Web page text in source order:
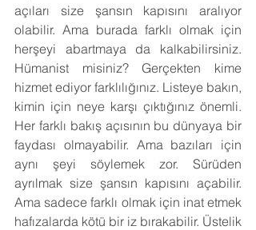
açıları size şansın kapısını aralıyor
olabilir. Ama burada farklı olmak için
herşeyi abartmaya da kalkabilirsiniz.
Hümanist misiniz? Gerçekten kime
hizmet ediyor farklılığınız. Listeye bakın,
kimin için neye karşı çıktığınız önemli.
Her farklı bakış açısının bu dünyaya bir
faydası olmayabilir. Ama bazıları için
aynı şeyi söylemek zor. Sürüden
ayrılmak size şansın kapısını açabilir.
Ama sadece farklı olmak için inat etmek
hafızalarda kötü bir iz bırakabilir. Üstelik